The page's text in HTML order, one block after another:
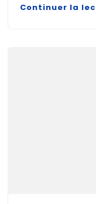
Continuer la